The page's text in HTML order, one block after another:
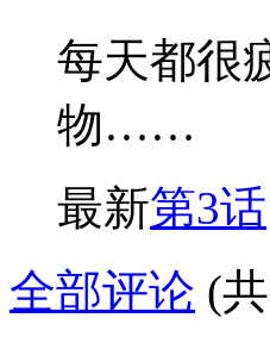
每天都很
物……
最新第3话
全部评论 (